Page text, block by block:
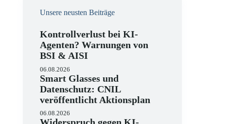
Unsere neusten Beiträge
Kontrollverlust bei KI-
Agenten? Warnungen von
BSI & AISI
06.08.2026
Smart Glasses und
Datenschutz: CNIL
veröffentlicht Aktionsplan
06.08.2026